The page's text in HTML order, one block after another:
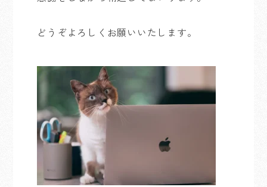
どうぞよろしくお願いいたします。